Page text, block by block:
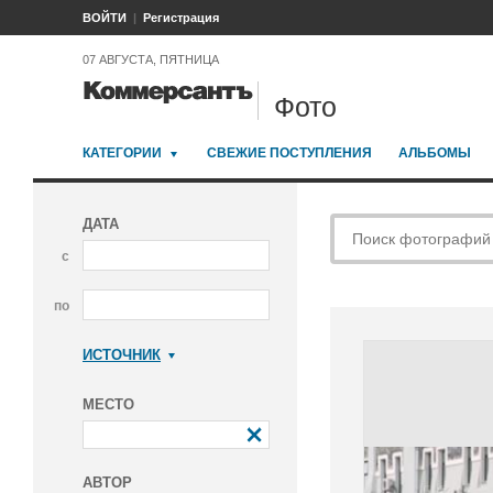
ВОЙТИ Регистрация
07 АВГУСТА, ПЯТНИЦА
Фото
КАТЕГОРИИ СВЕЖИЕ ПОСТУПЛЕНИЯ АЛЬБОМЫ
ДАТА
с
по
ИСТОЧНИК
МЕСТО
АВТОР